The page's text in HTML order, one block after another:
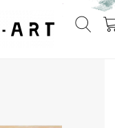
bomen